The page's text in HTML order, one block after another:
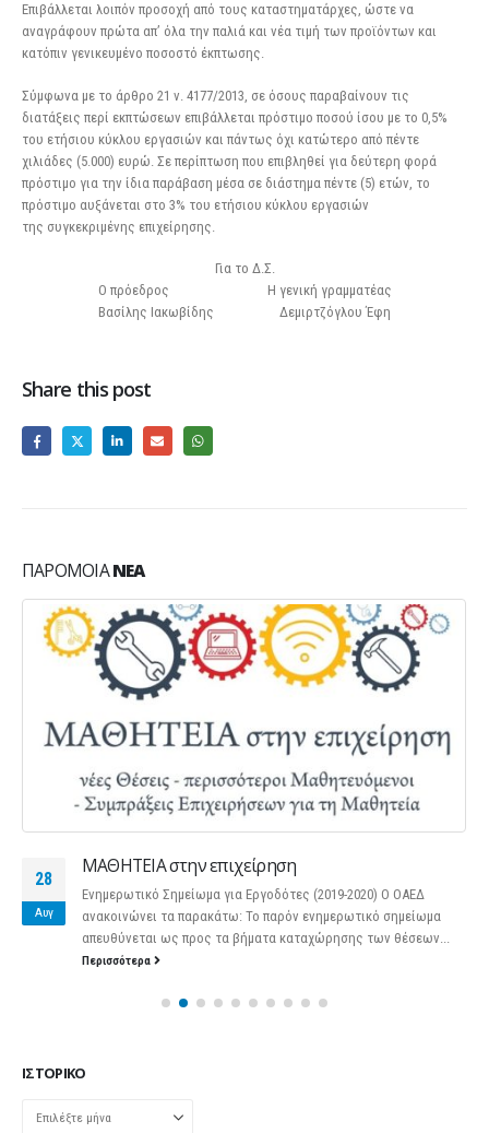
Επιβάλλεται λοιπόν προσοχή από τους καταστηματάρχες, ώστε να
αναγράφουν πρώτα απ’ όλα την παλιά και νέα τιμή των προϊόντων και
κατόπιν γενικευμένο ποσοστό έκπτωσης.
Σύμφωνα με το άρθρο 21 ν. 4177/2013, σε όσους παραβαίνουν τις
διατάξεις περί εκπτώσεων επιβάλλεται πρόστιμο ποσού ίσου με το 0,5%
του ετήσιου κύκλου εργασιών και πάντως όχι κατώτερο από πέντε
χιλιάδες (5.000) ευρώ. Σε περίπτωση που επιβληθεί για δεύτερη φορά
πρόστιμο για την ίδια παράβαση μέσα σε διάστημα πέντε (5) ετών, το
πρόστιμο αυξάνεται στο 3% του ετήσιου κύκλου εργασιών
της συγκεκριμένης επιχείρησης.
Για το Δ.Σ.
Ο πρόεδρος Η γενική γραμματέας
Βασίλης Ιακωβίδης Δεμιρτζόγλου Έφη
Share this post
ΠΑΡΌΜΟΙΑΝΈΑ
28
Αυγ
ΜΑΘΗΤΕΙΑ στην επιχείρηση
Ενημερωτικό Σημείωμα για Εργοδότες (2019-2020) Ο ΟΑΕΔ
ανακοινώνει τα παρακάτω: Το παρόν ενημερωτικό σημείωμα
απευθύνεται ως προς τα βήματα καταχώρησης των θέσεων...
Περισσότερα
ΙΣΤΟΡΙΚΌ
Ιστορικό